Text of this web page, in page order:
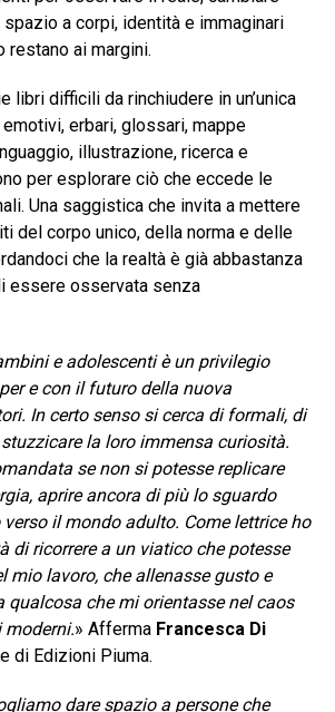
a corpi, identità e immaginari
ai margini.
libri difficili da rinchiudere in un’unica
erbari, glossari, mappe
illustrazione, ricerca e
per esplorare ciò che eccede le
Una saggistica che invita a mettere
del corpo unico, della norma e delle
che la realtà è già abbastanza
essere osservata senza
e adolescenti è un privilegio
e con il futuro della nuova
In certo senso si cerca di formali, di
la loro immensa curiosità.
se non si potesse replicare
aprire ancora di più lo sguardo
il mondo adulto. Come lettrice ho
di ricorrere a un viatico che potesse
mio lavoro, che allenasse gusto e
qualcosa che mi orientasse nel caos
moderni.» Afferma Francesca Di
di Edizioni Piuma.
dare spazio a persone che